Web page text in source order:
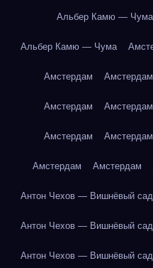
Альбер Камю — Чума
Альбер Камю — Чума
Амстердам Амстердам
Амстердам Амстердам
Амстердам Амстердам
Амстердам Амстердам
Антон Чехов — Вишнёвый сад
Антон Чехов — Вишнёвый сад
Антон Чехов — Вишнёвый сад